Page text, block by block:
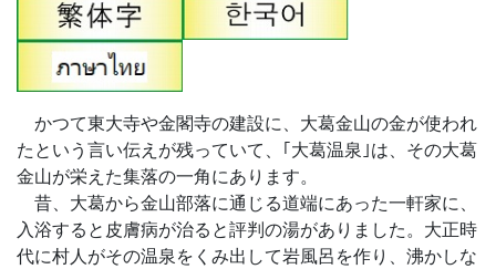
かつて東大寺や金閣寺の建設に、大葛金山の金が使われ
たという言い伝えが残っていて、｢大葛温泉｣は、その大葛
金山が栄えた集落の一角にあります。
昔、大葛から金山部落に通じる道端にあった一軒家に、
入浴すると皮膚病が治ると評判の湯がありました。大正時
代に村人がその温泉をくみ出して岩風呂を作り、沸かしな